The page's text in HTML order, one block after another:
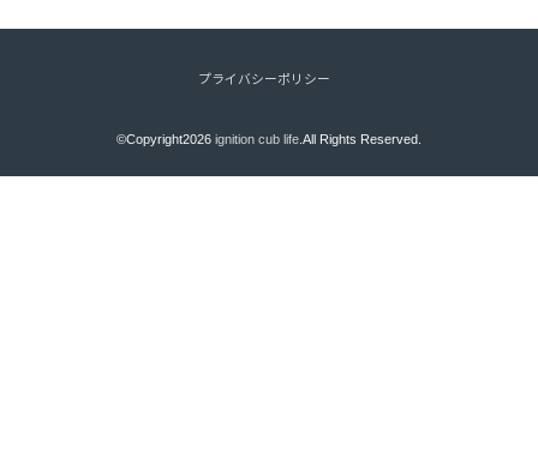
プライバシーポリシー
©Copyright2026 ignition cub life.All Rights Reserved.